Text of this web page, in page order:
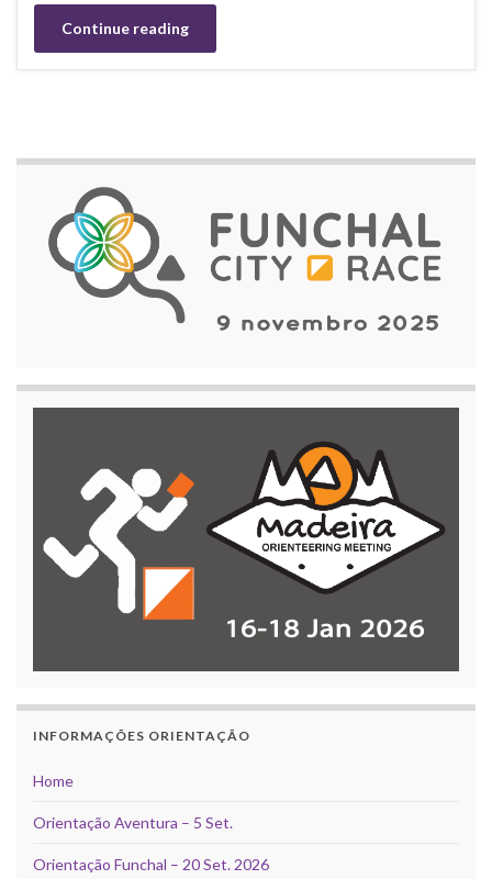
Continue reading
INFORMAÇÕES ORIENTAÇÃO
Home
Orientação Aventura – 5 Set.
Orientação Funchal – 20 Set. 2026